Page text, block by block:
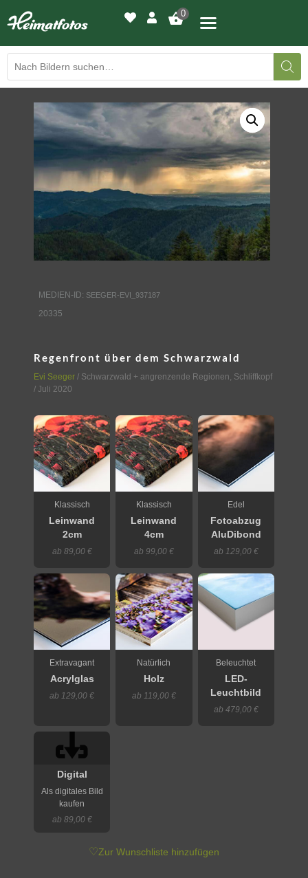
0
BILDERGALERIE
DRUCKQUALITÄTEN
LED-LEUCHTBILDER
WIR DRUCKEN IHR BILD
AUSSTELLUNGEN
KONTAKT
MEDIEN-ID: SEEGER-EVI_937187
20335
Regenfront über dem Schwarzwald
Evi Seeger / Schwarzwald + angrenzende Regionen, Schliffkopf
/ Juli 2020
Klassisch
Leinwand
2cm
ab 89,00 €
Klassisch
Leinwand
4cm
ab 99,00 €
Edel
Fotoabzug
AluDibond
ab 129,00 €
Extravagant
Acrylglas
ab 129,00 €
Natürlich
Holz
ab 119,00 €
Beleuchtet
LED-
Leuchtbild
ab 479,00 €
Digital
Als digitales Bild
kaufen
ab 89,00 €
♡Zur Wunschliste hinzufügen